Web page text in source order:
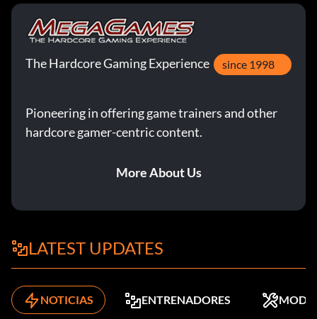
The Hardcore Gaming Experience since 1998
Pioneering in offering game trainers and other
hardcore gamer-centric content.
More About Us
LATEST UPDATES
NOTICIAS ENTRENADORES MODS